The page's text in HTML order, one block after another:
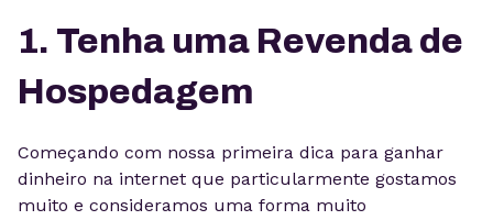
1. Tenha uma Revenda de
Hospedagem
Começando com nossa primeira dica para ganhar
dinheiro na internet que particularmente gostamos
muito e consideramos uma forma muito